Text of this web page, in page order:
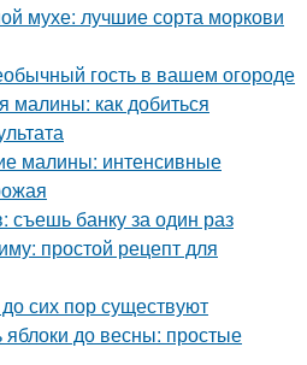
мухе: лучшие сорта моркови
гость в вашем огороде
как добиться
малины: интенсивные
банку за один раз
простой рецепт для
сих пор существуют
яблоки до весны: простые